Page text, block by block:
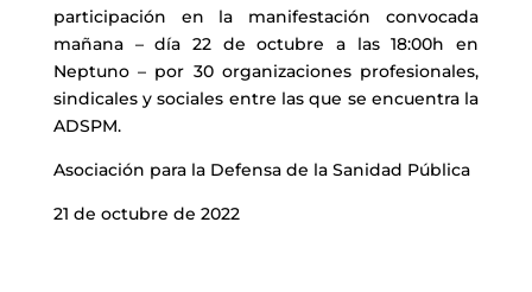
participación en la manifestación convocada
mañana – día 22 de octubre a las 18:00h en
Neptuno – por 30 organizaciones profesionales,
sindicales y sociales entre las que se encuentra la
ADSPM.
Asociación para la Defensa de la Sanidad Pública
21 de octubre de 2022